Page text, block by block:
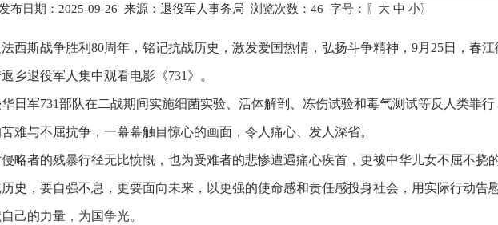
发布日期：2025-09-26 来源：退役军人事务局 浏览次数： 46 字号：〖 大 中 小〗
西斯战争胜利80周年，铭记抗战历史，激发爱国热情，弘扬斗争精神，9月25日，春
乡退役军人集中观看电影《731》。
日军731部队在二战期间实施细菌实验、活体解剖、冻伤试验和毒气测试等反人类罪
难与不屈抗争，一幕幕触目惊心的画面，令人痛心、发人深省。
略者的残暴行径无比愤慨，也为受难者的悲惨遭遇痛心疾首，更被中华儿女不屈不挠
史，要自强不息，更要面向未来，以更强的使命感和责任感投身社会，用实际行动告
己的力量，为国争光。